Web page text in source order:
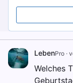
LebenPro ·
Welches